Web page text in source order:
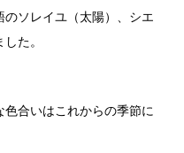
ソレイユ（太陽）、シエ
た。
色合いはこれからの季節に